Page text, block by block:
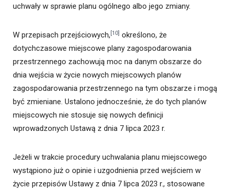
uchwały w sprawie planu ogólnego albo jego zmiany.
W przepisach przejściowych, [10] określono, że
dotychczasowe miejscowe plany zagospodarowania
przestrzennego zachowują moc na danym obszarze do
dnia wejścia w życie nowych miejscowych planów
zagospodarowania przestrzennego na tym obszarze i mogą
być zmieniane. Ustalono jednocześnie, że do tych planów
miejscowych nie stosuje się nowych definicji
wprowadzonych Ustawą z dnia 7 lipca 2023 r.
Jeżeli w trakcie procedury uchwalania planu miejscowego
wystąpiono już o opinie i uzgodnienia przed wejściem w
życie przepisów Ustawy z dnia 7 lipca 2023 r., stosowane